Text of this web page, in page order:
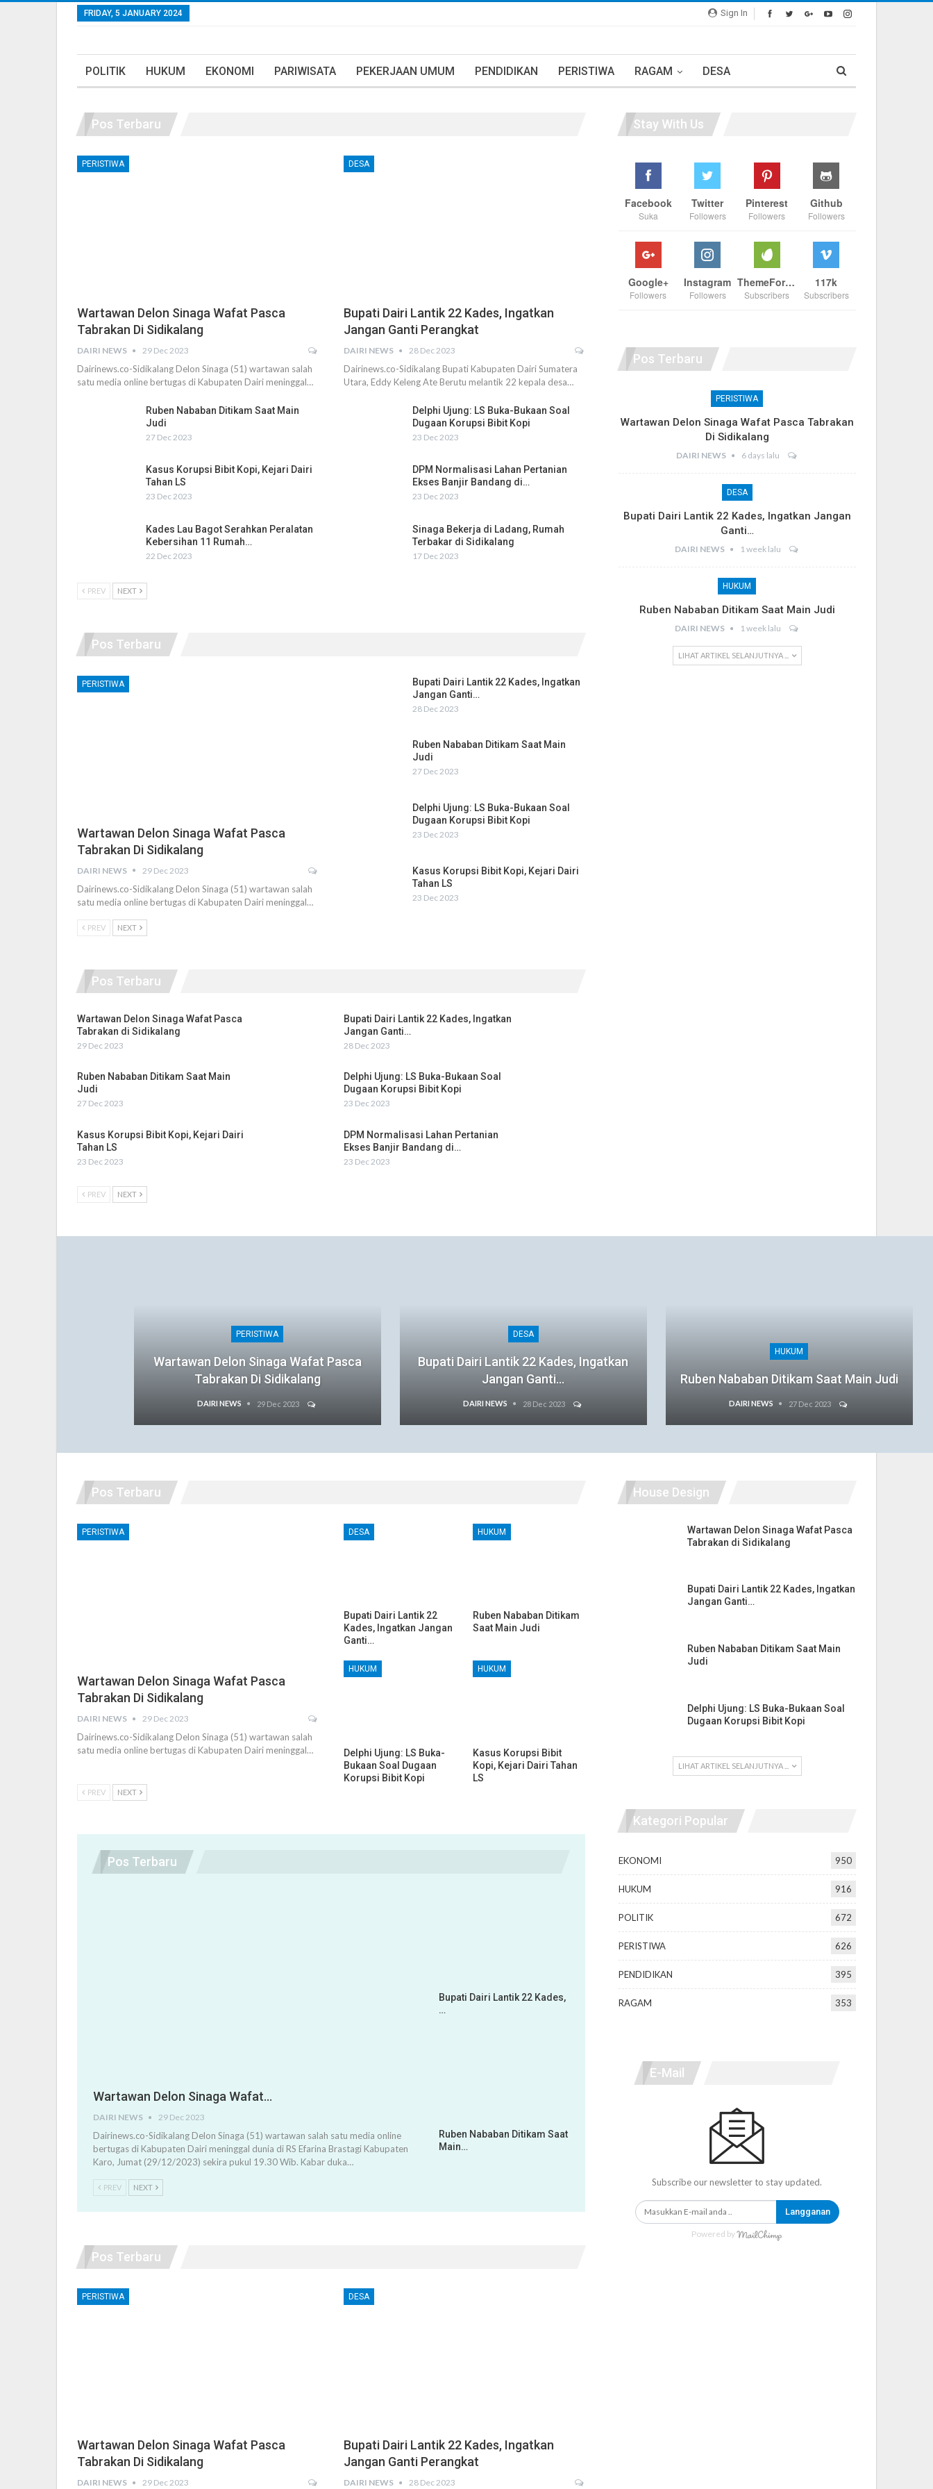
Sign In
FRIDAY, 5 JANUARY 2024
POLITIK HUKUM EKONOMI PARIWISATA PEKERJAAN UMUM PENDIDIKAN PERISTIWA RAGAM DESA
Pos Terbaru
PERISTIWA
Wartawan Delon Sinaga Wafat Pasca
Tabrakan Di Sidikalang
DAIRI NEWS 29 Dec 2023
Dairinews.co-Sidikalang Delon Sinaga (51) wartawan salah
satu media online bertugas di Kabupaten Dairi meninggal…
DESA
Bupati Dairi Lantik 22 Kades, Ingatkan
Jangan Ganti Perangkat
DAIRI NEWS 28 Dec 2023
Dairinews.co-Sidikalang Bupati Kabupaten Dairi Sumatera
Utara, Eddy Keleng Ate Berutu melantik 22 kepala desa…
Ruben Nababan Ditikam Saat Main
Judi
27 Dec 2023
Delphi Ujung: LS Buka-Bukaan Soal
Dugaan Korupsi Bibit Kopi
23 Dec 2023
Kasus Korupsi Bibit Kopi, Kejari Dairi
Tahan LS
23 Dec 2023
DPM Normalisasi Lahan Pertanian
Ekses Banjir Bandang di…
23 Dec 2023
Kades Lau Bagot Serahkan Peralatan
Kebersihan 11 Rumah…
22 Dec 2023
Sinaga Bekerja di Ladang, Rumah
Terbakar di Sidikalang
17 Dec 2023
PREV NEXT
Pos Terbaru
PERISTIWA
Wartawan Delon Sinaga Wafat Pasca
Tabrakan Di Sidikalang
DAIRI NEWS 29 Dec 2023
Dairinews.co-Sidikalang Delon Sinaga (51) wartawan salah
satu media online bertugas di Kabupaten Dairi meninggal…
Bupati Dairi Lantik 22 Kades, Ingatkan
Jangan Ganti…
28 Dec 2023
Ruben Nababan Ditikam Saat Main
Judi
27 Dec 2023
Delphi Ujung: LS Buka-Bukaan Soal
Dugaan Korupsi Bibit Kopi
23 Dec 2023
Kasus Korupsi Bibit Kopi, Kejari Dairi
Tahan LS
23 Dec 2023
PREV NEXT
Pos Terbaru
Wartawan Delon Sinaga Wafat Pasca
Tabrakan di Sidikalang
29 Dec 2023
Bupati Dairi Lantik 22 Kades, Ingatkan
Jangan Ganti…
28 Dec 2023
Ruben Nababan Ditikam Saat Main
Judi
27 Dec 2023
Delphi Ujung: LS Buka-Bukaan Soal
Dugaan Korupsi Bibit Kopi
23 Dec 2023
Kasus Korupsi Bibit Kopi, Kejari Dairi
Tahan LS
23 Dec 2023
DPM Normalisasi Lahan Pertanian
Ekses Banjir Bandang di…
23 Dec 2023
PREV NEXT
Stay With Us
Facebook
Suka
Twitter
Followers
Pinterest
Followers
Github
Followers
Google+
Followers
Instagram
Followers
ThemeForest
Subscribers
117k
Subscribers
Pos Terbaru
PERISTIWA
Wartawan Delon Sinaga Wafat Pasca Tabrakan
Di Sidikalang
DAIRI NEWS 6 days lalu
DESA
Bupati Dairi Lantik 22 Kades, Ingatkan Jangan
Ganti…
DAIRI NEWS 1 week lalu
HUKUM
Ruben Nababan Ditikam Saat Main Judi
DAIRI NEWS 1 week lalu
LIHAT ARTIKEL SELANJUTNYA ...
PERISTIWA
Wartawan Delon Sinaga Wafat Pasca
Tabrakan Di Sidikalang
DAIRI NEWS 29 Dec 2023
DESA
Bupati Dairi Lantik 22 Kades, Ingatkan
Jangan Ganti…
DAIRI NEWS 28 Dec 2023
HUKUM
Ruben Nababan Ditikam Saat Main Judi
DAIRI NEWS 27 Dec 2023
Pos Terbaru
PERISTIWA
Wartawan Delon Sinaga Wafat Pasca
Tabrakan Di Sidikalang
DAIRI NEWS 29 Dec 2023
Dairinews.co-Sidikalang Delon Sinaga (51) wartawan salah
satu media online bertugas di Kabupaten Dairi meninggal…
DESA
Bupati Dairi Lantik 22
Kades, Ingatkan Jangan
Ganti…
HUKUM
Ruben Nababan Ditikam
Saat Main Judi
HUKUM
Delphi Ujung: LS Buka-
Bukaan Soal Dugaan
Korupsi Bibit Kopi
HUKUM
Kasus Korupsi Bibit
Kopi, Kejari Dairi Tahan
LS
PREV NEXT
Pos Terbaru
Wartawan Delon Sinaga Wafat…
DAIRI NEWS 29 Dec 2023
Dairinews.co-Sidikalang Delon Sinaga (51) wartawan salah satu media online
bertugas di Kabupaten Dairi meninggal dunia di RS Efarina Brastagi Kabupaten
Karo, Jumat (29/12/2023) sekira pukul 19.30 Wib. Kabar duka…
Bupati Dairi Lantik 22 Kades,
…
Ruben Nababan Ditikam Saat
Main…
PREV NEXT
Pos Terbaru
PERISTIWA
Wartawan Delon Sinaga Wafat Pasca
Tabrakan Di Sidikalang
DAIRI NEWS 29 Dec 2023
DESA
Bupati Dairi Lantik 22 Kades, Ingatkan
Jangan Ganti Perangkat
DAIRI NEWS 28 Dec 2023
House Design
Wartawan Delon Sinaga Wafat Pasca
Tabrakan di Sidikalang
Bupati Dairi Lantik 22 Kades, Ingatkan
Jangan Ganti…
Ruben Nababan Ditikam Saat Main
Judi
Delphi Ujung: LS Buka-Bukaan Soal
Dugaan Korupsi Bibit Kopi
LIHAT ARTIKEL SELANJUTNYA ...
Kategori Popular
EKONOMI 950
HUKUM 916
POLITIK 672
PERISTIWA 626
PENDIDIKAN 395
RAGAM 353
E-Mail
Subscribe our newsletter to stay updated.
Langganan
Powered by